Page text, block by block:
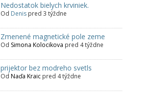
Nedostatok bielych krviniek.
Od Denis pred 3 týždne
Zmenené magnetické pole zeme
Od Simona Kolocikova pred 4 týždne
prijektor bez modreho svetls
Od Naďa Kraic pred 4 týždne